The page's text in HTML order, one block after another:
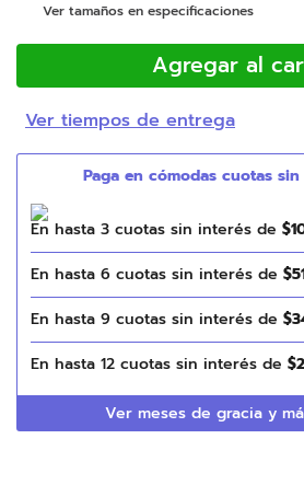
Ver tamaños en especificaciones
Agregar al
Ver tiempos de entrega
En hasta 3 cuotas sin interés de $
En hasta 6 cuotas sin interés de $
En hasta 9 cuotas sin interés de $
En hasta 12 cuotas sin interés de $
Ver meses de gracia y